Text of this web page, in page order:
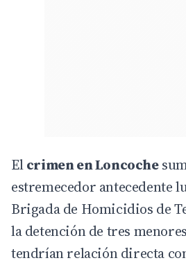
Elcrimen en Loncoche
estremecedor antecedente
Brigada de Homicidios de
la detención de tres
tendrían relación directa